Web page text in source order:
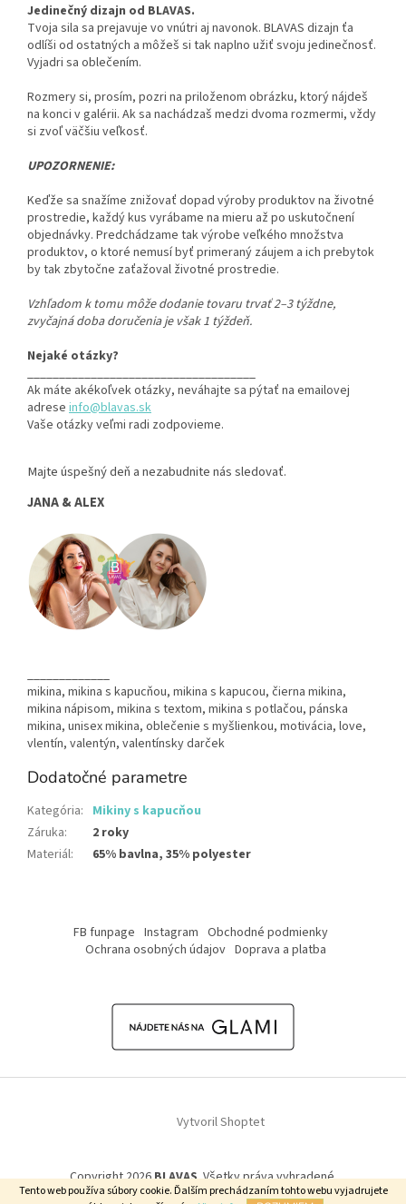
Tento web používa súbory cookie. Ďalším prechádzaním tohto webu vyjadrujete
Jedinečný dizajn od BLAVAS.
Tvoja sila sa prejavuje vo vnútri aj navonok. BLAVAS dizajn ťa
odlíši od ostatných a môžeš si tak naplno užiť svoju jedinečnosť.
Vyjadri sa oblečením.
Rozmery si, prosím, pozri na priloženom obrázku, ktorý nájdeš
na konci v galérii. Ak sa nachádzaš medzi dvoma rozmermi, vždy
si zvoľ väčšiu veľkosť.
UPOZORNENIE:
Keďže sa snažíme znižovať dopad výroby produktov na životné
prostredie, každý kus vyrábame na mieru až po uskutočnení
objednávky. Predchádzame tak výrobe veľkého množstva
produktov, o ktoré nemusí byť primeraný záujem a ich prebytok
by tak zbytočne zaťažoval životné prostredie.
Vzhľadom k tomu môže dodanie tovaru trvať 2–3 týždne,
zvyčajná doba doručenia je však 1 týždeň.
Nejaké otázky?
Ak máte akékoľvek otázky, neváhajte sa pýtať na emailovej
adrese info@blavas.sk
Vaše otázky veľmi radi zodpovieme.
Majte úspešný deň a nezabudnite nás sledovať.
JANA & ALEX
mikina, mikina s kapucňou, mikina s kapucou, čierna mikina,
mikina nápisom, mikina s textom, mikina s potlačou, pánska
mikina, unisex mikina, oblečenie s myšlienkou, motivácia, love,
vlentín, valentýn, valentínsky darček
Dodatočné parametre
Kategória: Mikiny s kapucňou
Záruka:
2 roky
Materiál: 65% bavlna, 35% polyester
FB funpage Instagram Obchodné podmienky
Ochrana osobných údajov Doprava a platba
Vytvoril Shoptet
Copyright 2026BLAVAS. Všetky práva vyhradené.